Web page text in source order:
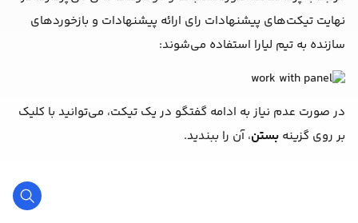
نهایت تیکت‌های پیشنهادات رای ارائه پیشنهادات و بازخوردهای
سازنده به تیم لیارا استفاده می‌شوند:
در صورت عدم نیاز به ادامه گفتگو در یک تیکت، می‌توانید با کلیک
بر روی گزینه بستن، آن را ببندید.